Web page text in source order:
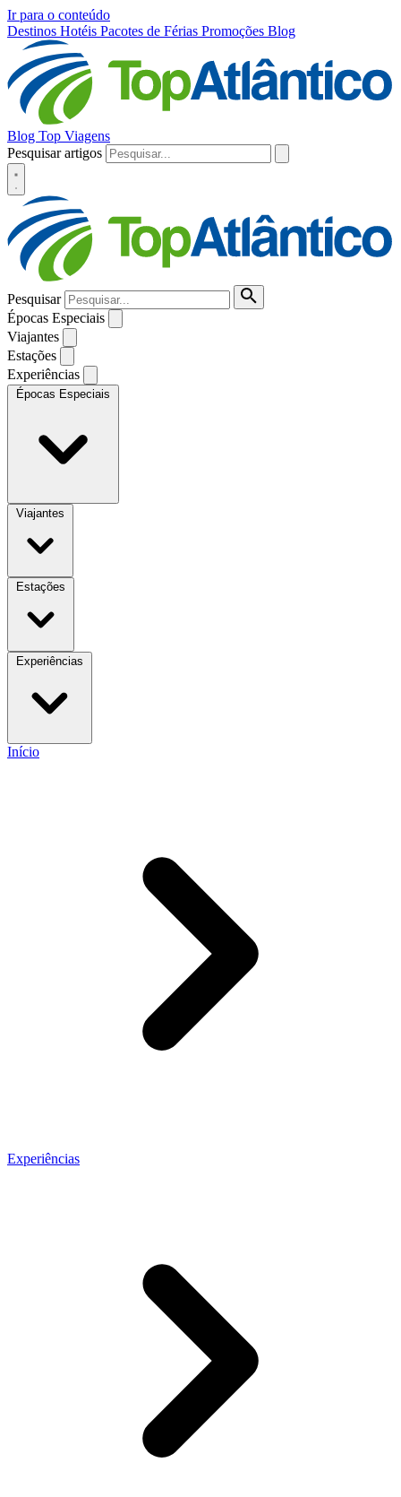
Ir para o conteúdo
Destinos Hotéis Pacotes de Férias Promoções Blog
Blog Top Viagens
Pesquisar artigos
Pesquisar
Épocas Especiais
Viajantes
Estações
Experiências
Épocas Especiais
Viajantes
Estações
Experiências
Início
Experiências